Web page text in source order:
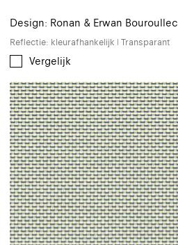
Design: Ronan & Erwan Bouroullec
Reflectie: kleurafhankelijk | Transparant
Vergelijk